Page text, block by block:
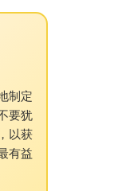
制定
要犹
以获
有益